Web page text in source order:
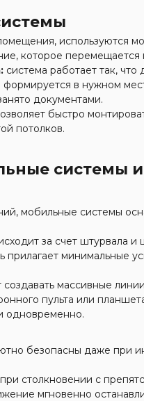
используются
которое перемещается
система работает так,
в нужном
документами.
быстро
потолков.
системы и
мобильные системы
за счет штурвала и
прилагает минимальные
создавать массивные
пульта или
одновременно.
безопасны даже при
столкновении с
мгновенно